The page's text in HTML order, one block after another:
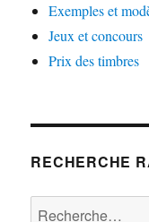
Exemples et
Jeux et concours
Prix des timbres
RECHERCHE
Recherche